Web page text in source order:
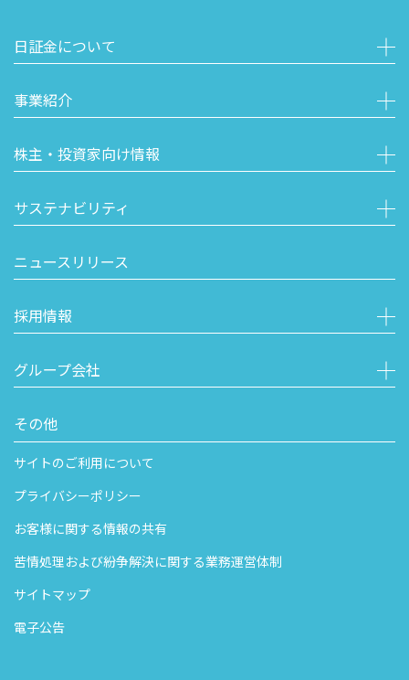
日証金について
事業紹介
株主・投資家向け情報
サステナビリティ
ニュースリリース
採用情報
グループ会社
その他
サイトのご利用について
プライバシーポリシー
お客様に関する情報の共有
苦情処理および紛争解決に関する業務運営体制
サイトマップ
電子公告